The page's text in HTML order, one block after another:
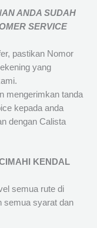
ANDA SUDAH
SERVICE
pastikan Nomor
yang
mengerimkan tanda
kepada anda
dengan Calista
KENDAL
semua rute di
semua syarat dan